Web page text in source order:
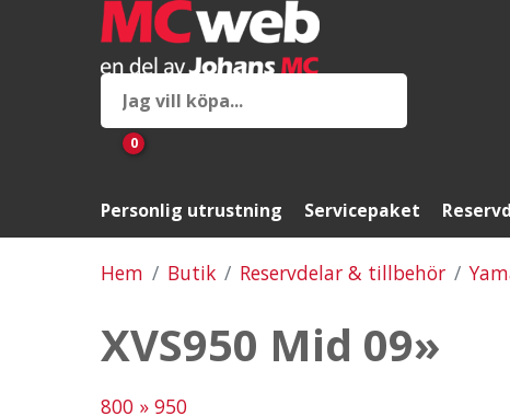
0
Personlig utrustning Servicepaket
Hem Butik Reservdelar & tillbehör
XVS950 Mid 09»
800 » 950